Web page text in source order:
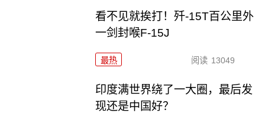
看不见就挨打！歼-15T百公里外
一剑封喉F-15J
最热 阅读 13049
印度满世界绕了一大圈，最后发
现还是中国好？